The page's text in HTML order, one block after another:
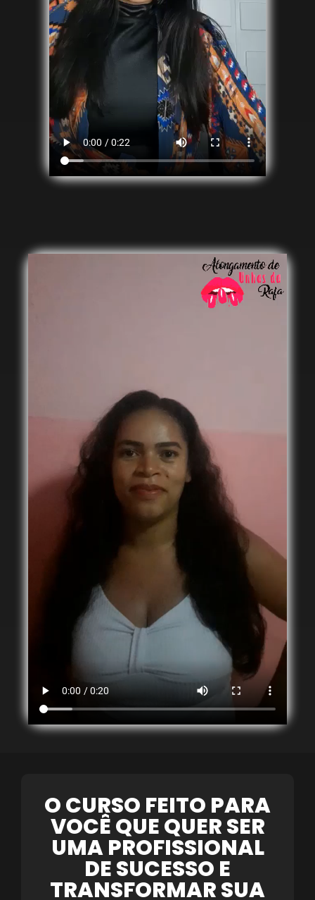
O CURSO FEITO PARA
VOCÊ QUE QUER SER
UMA PROFISSIONAL
DE SUCESSO E
TRANSFORMAR SUA